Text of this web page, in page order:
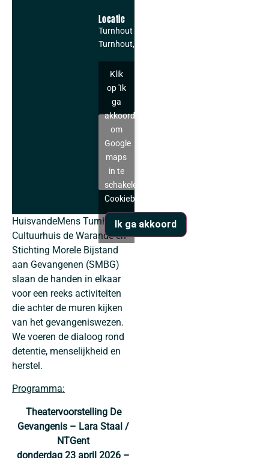
Locatie
Turnhout
Turnhout,
Klik
op 'Ik
ga
akkoord'
om
Google
maps
in te
schakelen
Cookiebeleid
Ik ga akkoord
HuisvandeMens Turnhout,
Cultuurhuis de Warande en
Stichting Morele Bijstand
aan Gevangenen (SMBG)
slaan de handen in elkaar
voor een reeks activiteiten
die achter de muren kijken
van het gevangeniswezen.
We voeren de dialoog rond
detentie, menselijkheid en
herstel.
Programma:
Theatervoorstelling De
Gevangenis – Lara Staal /
NTGent
donderdag 23 april 2026 –